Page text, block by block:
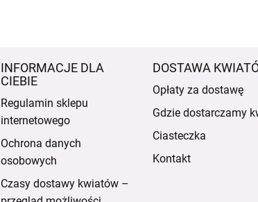
INFORMACJE DLA
CIEBIE
Regulamin sklepu
internetowego
Ochrona danych
osobowych
Czasy dostawy kwiatów –
DOSTAWA
Opłaty za dostawę
Gdzie dostarczamy
Ciasteczka
Kontakt